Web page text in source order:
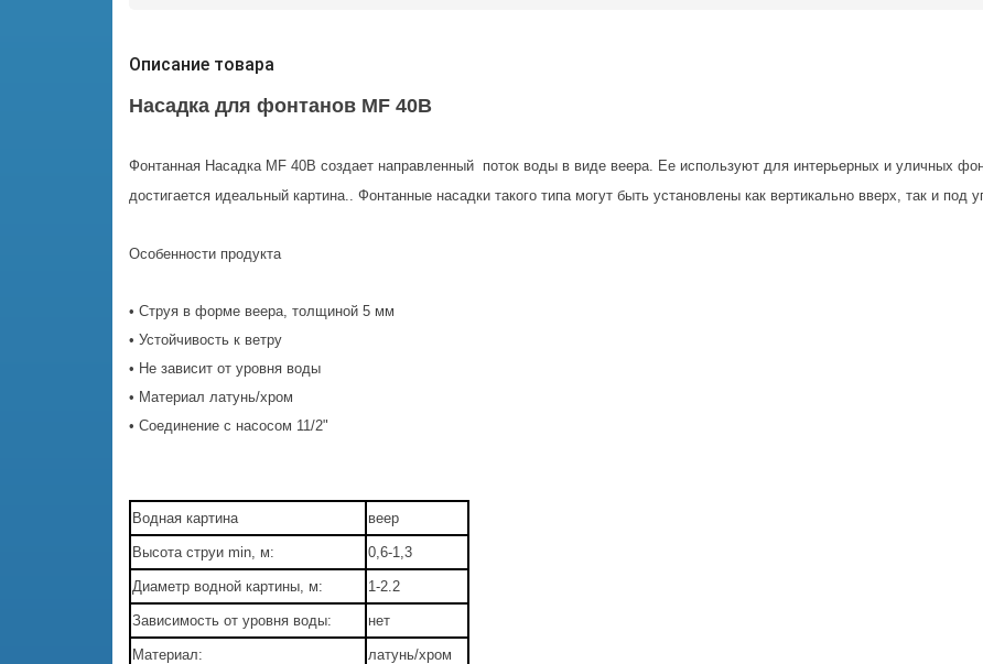
Описание товара
Насадка для фонтанов MF 40B
Фонтанная Насадка MF 40B создает направленный поток воды в виде веера. Ее используют для интерьерных и уличных
достигается идеальный картина.. Фонтанные насадки такого типа могут быть установлены как вертикально вверх, так и
Особенности продукта
• Струя в форме веера, толщиной 5 мм
• Устойчивость к ветру
• Не зависит от уровня воды
• Материал латунь/хром
• Соединение с насосом 11/2"
Водная картина веер
Высота струи min, м: 0,6-1,3
Диаметр водной картины, м: 1-2.2
Зависимость от уровня воды: нет
Материал: латунь/хром